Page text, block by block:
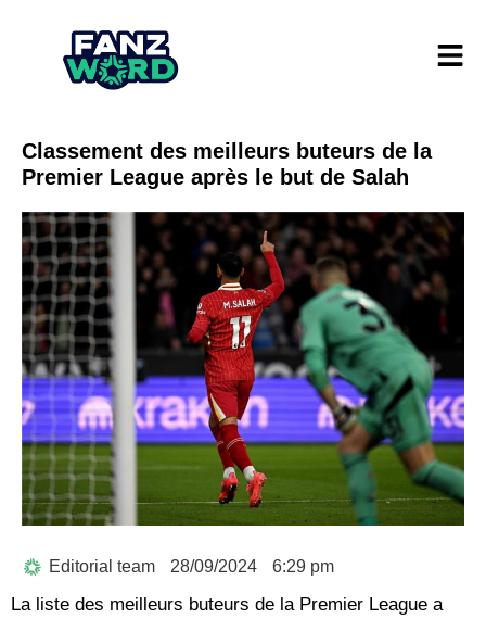
Classement des meilleurs buteurs de la
Premier League après le but de Salah
Editorial team 28/09/2024 6:29 pm
La liste des meilleurs buteurs de la Premier League a